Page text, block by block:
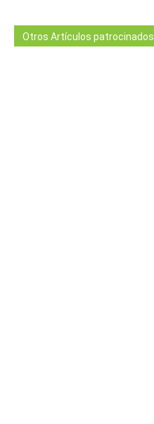
Otros Artículos patrocinados